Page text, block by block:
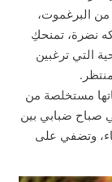
البرغموت،
نضرة، تمنحكِ
التي ترغبين
مستخلصة من
صباح ضبابي بين
وتضفي على